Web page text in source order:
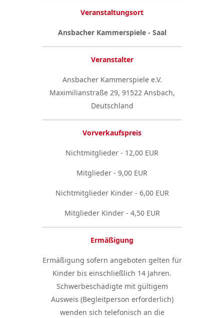
Veranstaltungsort
Ansbacher Kammerspiele - Saal
Veranstalter
Ansbacher Kammerspiele e.V.
Maximilianstraße 29, 91522 Ansbach,
Deutschland
Vorverkaufspreis
Nichtmitglieder - 12,00 EUR
Mitglieder - 9,00 EUR
Nichtmitglieder Kinder - 6,00 EUR
Mitglieder Kinder - 4,50 EUR
Ermäßigung
Ermäßigung sofern angeboten gelten für
Kinder bis einschließlich 14 Jahren.
Schwerbeschädigte mit gültigem
Ausweis (Begleitperson erforderlich)
wenden sich telefonisch an die